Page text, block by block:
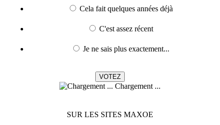
Cela fait quelques années déjà
C'est assez récent
Je ne sais plus exactement...
Chargement ...
SUR LES SITES MAXOE